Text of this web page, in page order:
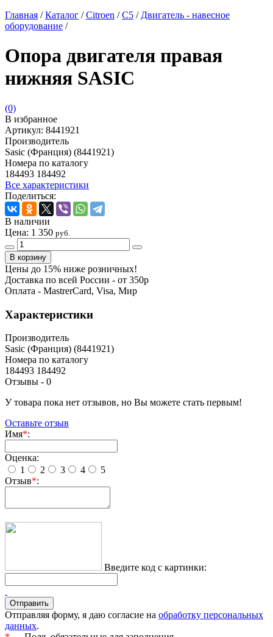
Главная / Каталог / Citroen / C5 / Двигатель - навесное
оборудование /
Опора двигателя правая
нижняя SASIC
(0)
В избранное
Артикул: 8441921
Производитель
Sasic (Франция) (8441921)
Номера по каталогу
184493 184492
Все характеристики
Поделиться:
В наличии
Цена: 1 350 руб.
Цены до 15% ниже розничных!
Доставка по всей России - от 350р
Оплата - MastrerCard, Visa, Мир
Характеристики
Производитель
Sasic (Франция) (8441921)
Номера по каталогу
184493 184492
Отзывы - 0
У товара пока нет отзывов, но Вы можете стать первым!
Оставьте отзыв
Имя*:
Оценка:
1
2 3 4
5
Отзыв*:
Введите код с картинки:
Отправляя форму, я даю согласие на обработку персональных
данных.